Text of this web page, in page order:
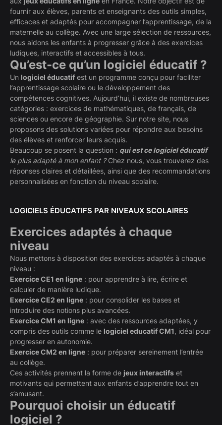
fournir aux élèves, parents et enseignants des outils simples,
efficaces et adaptés pour accompagner l’apprentissage, de la
maternelle au collège. Avec une large sélection de ressources,
nous aidons les enfants à progresser grâce à des exercices
ludiques, interactifs et accessibles à tous.
Qu’est-ce qu’un logiciel éducatif ?
Un logiciel éducatif est un programme conçu pour faciliter
l’apprentissage scolaire ou le développement des
compétences cognitives. Aujourd’hui, il existe de nombreuses
catégories : exercices de mathématiques, de français, de
sciences ou encore de géographie. Sur notre site, nous
proposons des solutions variées pour répondre aux besoins
des élèves et renforcer leurs acquis.
Beaucoup se posent la question : qui est ce logiciel éducatif
le plus adapté à mon enfant ?Chez nous, vous trouverez des
réponses claires et détaillées, ainsi que des recommandations
personnalisées en fonction du niveau scolaire.
LOGICIELS ÉDUCATIFS PAR NIVEAUX SCOLAIRES
Exercices adaptés à chaque
niveau
Nous mettons à disposition des exercices adaptés à chaque
niveau :
Exercice CE1 en ligne : pour apprendre à lire, écrire et
calculer de manière ludique.
Exercice CE2 en ligne : pour consolider les bases et
introduire des notions plus avancées.
Exercice CM1 en ligne : avec des ressources adaptées, y
compris des outils comme le logiciel educatif CM1, idéal pour
progresser en autonomie.
Exercice CM2 en ligne : pour préparer sereinement l’entrée
au collège.
Ces activités prennent la forme de jeux interactifs et
motivants qui permettent aux enfants d’apprendre tout en
s’amusant.
Pourquoi choisir un éducatif
logiciel ?